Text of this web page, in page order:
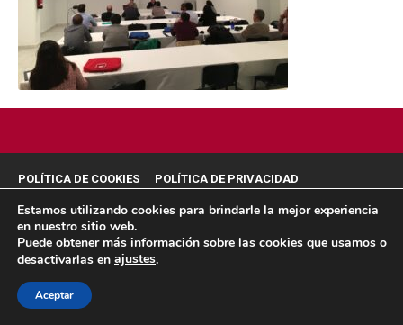
POLÍTICA DE COOKIES POLÍTICA DE PRIVACIDAD
© 2026 ACMS.
Estamos utilizando cookies para brindarle la mejor experiencia
en nuestro sitio web.
Puede obtener más información sobre las cookies que usamos o
desactivarlas en ajustes.
Aceptar